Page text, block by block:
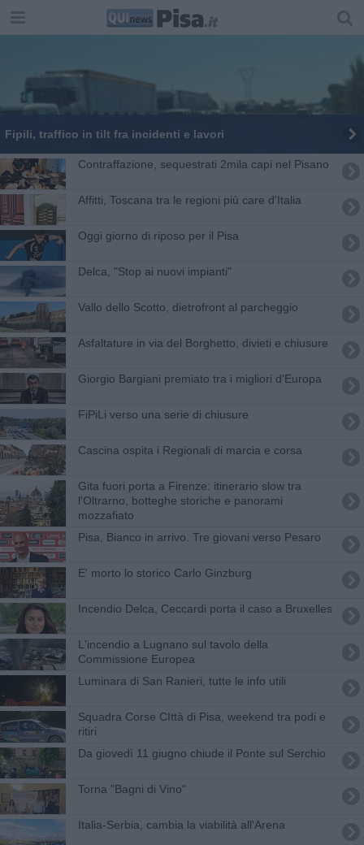
Fipili, traffico in tilt fra incidenti e lavori
Contraffazione, sequestrati 2mila capi nel Pisano
Affitti, Toscana tra le regioni più care d'Italia
Oggi giorno di riposo per il Pisa
Delca, "Stop ai nuovi impianti"
Vallo dello Scotto, dietrofront al parcheggio
Asfaltature in via del Borghetto, divieti e chiusure
Giorgio Bargiani premiato tra i migliori d'Europa
FiPiLi verso una serie di chiusure
Cascina ospita i Regionali di marcia e corsa
Gita fuori porta a Firenze: itinerario slow tra
l'Oltrarno, botteghe storiche e panorami
mozzafiato
Pisa, Bianco in arrivo. Tre giovani verso Pesaro
E' morto lo storico Carlo Ginzburg
Incendio Delca, Ceccardi porta il caso a Bruxelles
L'incendio a Lugnano sul tavolo della
Commissione Europea
Luminara di San Ranieri, tutte le info utili
Squadra Corse CIttà di Pisa, weekend tra podi e
ritiri
Da giovedì 11 giugno chiude il Ponte sul Serchio
Torna "Bagni di Vino"
Italia-Serbia, cambia la viabilità all'Arena